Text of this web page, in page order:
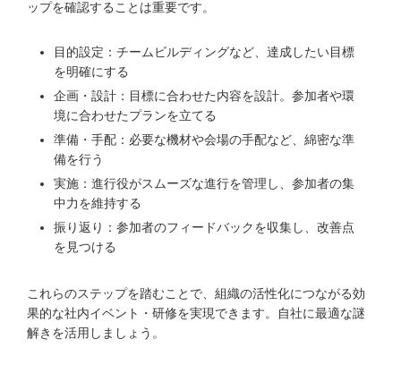
ップを確認することは重要です。
目的設定：チームビルディングなど、達成したい目標
を明確にする
企画・設計：目標に合わせた内容を設計。参加者や環
境に合わせたプランを立てる
準備・手配：必要な機材や会場の手配など、綿密な準
備を行う
実施：進行役がスムーズな進行を管理し、参加者の集
中力を維持する
振り返り：参加者のフィードバックを収集し、改善点
を見つける
これらのステップを踏むことで、組織の活性化につながる効
果的な社内イベント・研修を実現できます。自社に最適な謎
解きを活用しましょう。